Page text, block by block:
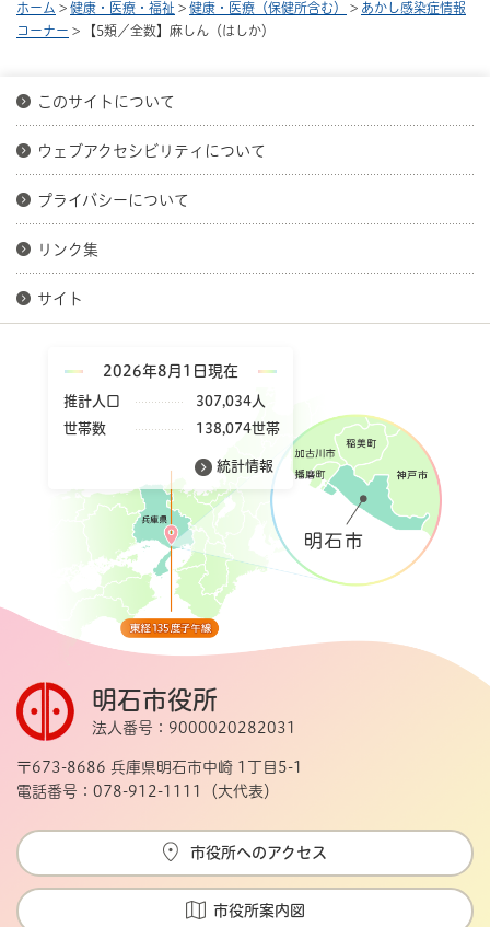
ホーム > 健康・医療・福祉 > 健康・医療（保健所含む） > あかし感染症情報
コーナー > 【5類／全数】麻しん（はしか）
このサイトについて
ウェブアクセシビリティについて
プライバシーについて
リンク集
サイト
2026年8月1日現在
推計人口
307,034人
世帯数
138,074世帯
統計情報
明石市役所
法人番号：9000020282031
〒673-8686 兵庫県明石市中崎 1丁目5-1
電話番号：078-912-1111（大代表）
市役所へのアクセス
市役所案内図